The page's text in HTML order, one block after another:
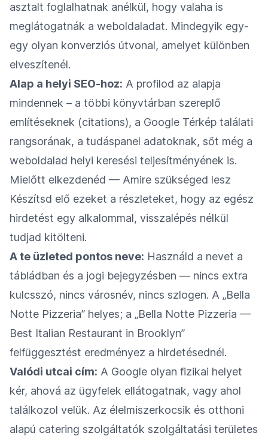
asztalt foglalhatnak anélkül, hogy valaha is
meglátogatnák a weboldaladat. Mindegyik egy-
egy olyan konverziós útvonal, amelyet különben
elveszítenél.
Alap a helyi SEO-hoz: A profilod az alapja
mindennek – a többi könyvtárban szereplő
említéseknek (citations), a Google Térkép találati
rangsorának, a tudáspanel adatoknak, sőt még a
weboldalad helyi keresési teljesítményének is.
Mielőtt elkezdenéd — Amire szükséged lesz
Készítsd elő ezeket a részleteket, hogy az egész
hirdetést egy alkalommal, visszalépés nélkül
tudjad kitölteni.
A te üzleted pontos neve: Használd a nevet a
tábládban és a jogi bejegyzésben — nincs extra
kulcsszó, nincs városnév, nincs szlogen. A „Bella
Notte Pizzeria” helyes; a „Bella Notte Pizzeria —
Best Italian Restaurant in Brooklyn”
felfüggesztést eredményez a hirdetésednél.
Valódi utcai cím: A Google olyan fizikai helyet
kér, ahová az ügyfelek ellátogatnak, vagy ahol
találkozol velük. Az élelmiszerkocsik és otthoni
alapú catering szolgáltatók szolgáltatási területes